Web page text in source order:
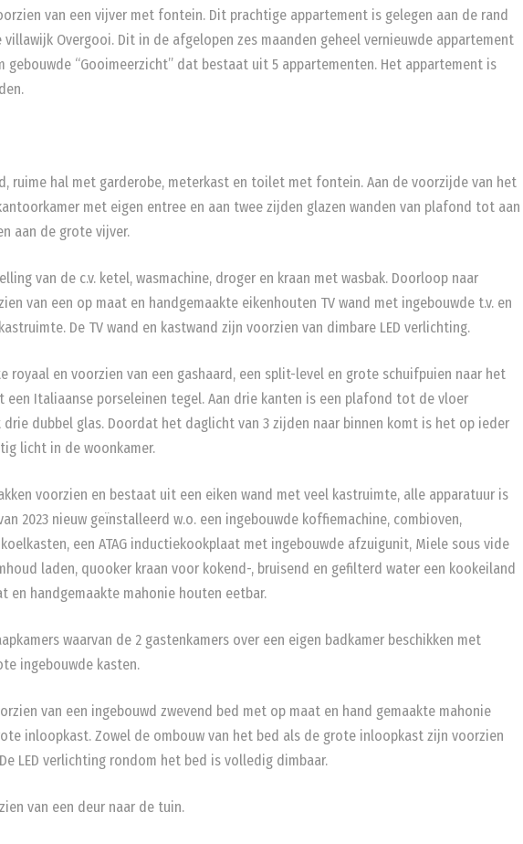
van een vijver met fontein. Dit prachtige appartement is gelegen aan de rand
Overgooi. Dit in de afgelopen zes maanden geheel vernieuwde appartement
gebouwde “Gooimeerzicht” dat bestaat uit 5 appartementen. Het appartement is
ruime hal met garderobe, meterkast en toilet met fontein. Aan de voorzijde van het
met eigen entree en aan twee zijden glazen wanden van plafond tot aan
aan de grote vijver.
van de c.v. ketel, wasmachine, droger en kraan met wasbak. Doorloop naar
van een op maat en handgemaakte eikenhouten TV wand met ingebouwde t.v. en
De TV wand en kastwand zijn voorzien van dimbare LED verlichting.
royaal en voorzien van een gashaard, een split-level en grote schuifpuien naar het
een Italiaanse porseleinen tegel. Aan drie kanten is een plafond tot de vloer
drie dubbel glas. Doordat het daglicht van 3 zijden naar binnen komt is het op ieder
licht in de woonkamer.
voorzien en bestaat uit een eiken wand met veel kastruimte, alle apparatuur is
2023 nieuw geïnstalleerd w.o. een ingebouwde koffiemachine, combioven,
een ATAG inductiekookplaat met ingebouwde afzuigunit, Miele sous vide
laden, quooker kraan voor kokend-, bruisend en gefilterd water een kookeiland
en handgemaakte mahonie houten eetbar.
waarvan de 2 gastenkamers over een eigen badkamer beschikken met
ingebouwde kasten.
van een ingebouwd zwevend bed met op maat en hand gemaakte mahonie
inloopkast. Zowel de ombouw van het bed als de grote inloopkast zijn voorzien
LED verlichting rondom het bed is volledig dimbaar.
van een deur naar de tuin.